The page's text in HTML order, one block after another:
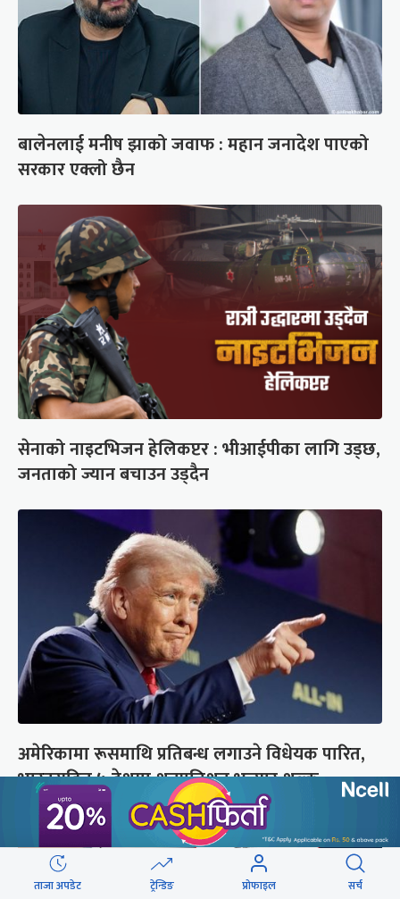
बालेनलाई मनीष झाको जवाफ : महान जनादेश पाएको
सरकार एक्लो छैन
सेनाको नाइटभिजन हेलिकप्टर : भीआईपीका लागि उड्छ,
जनताको ज्यान बचाउन उड्दैन
अमेरिकामा रूसमाथि प्रतिबन्ध लगाउने विधेयक पारित,
भारतसहित ५ देशमा शतप्रतिशत भन्सार शुल्क
ताजा अपडेट ट्रेन्डिङ प्रोफाइल सर्च